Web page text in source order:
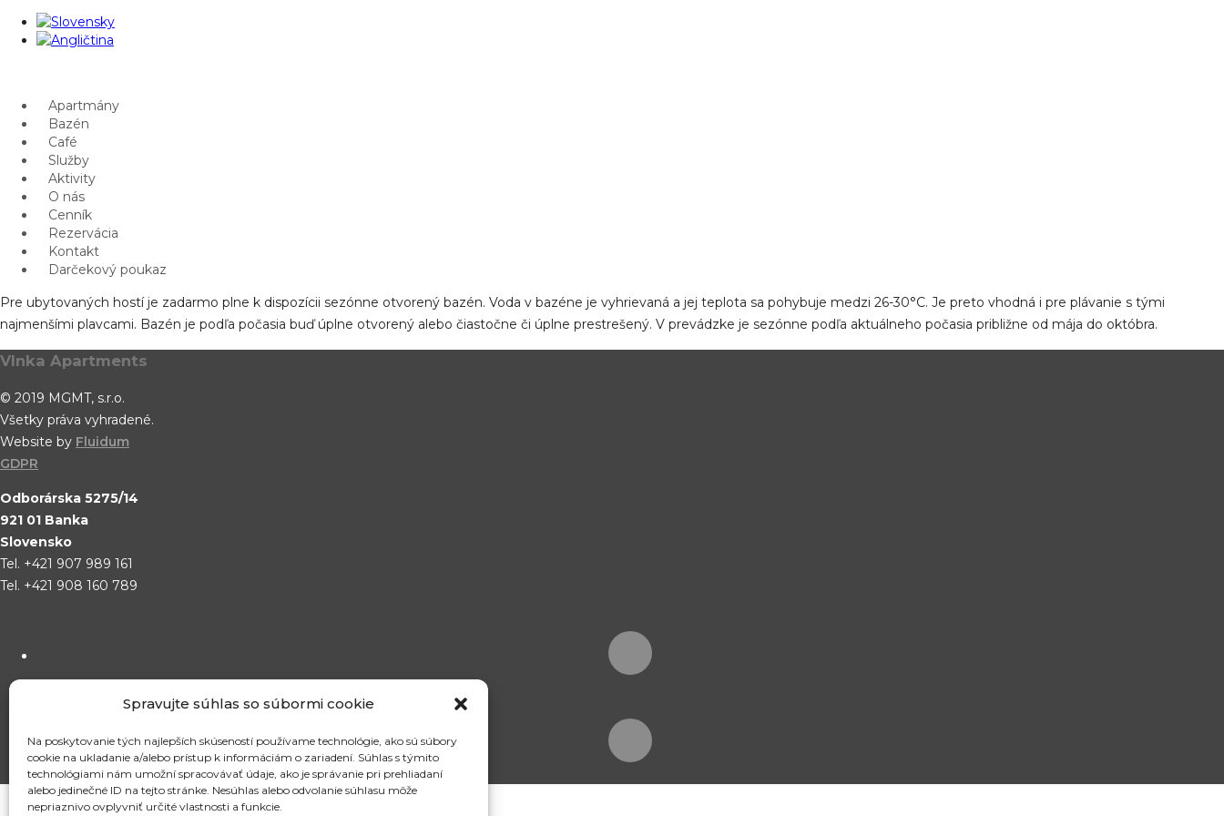
Spravujte súhlas so súbormi cookie
Na poskytovanie tých najlepších skúseností používame technológie, ako sú súbory
cookie na ukladanie a/alebo prístup k informáciám o zariadení. Súhlas s týmito
technológiami nám umožní spracovávať údaje, ako je správanie pri prehliadaní
alebo jedinečné ID na tejto stránke. Nesúhlas alebo odvolanie súhlasu môže
nepriaznivo ovplyvniť určité vlastnosti a funkcie.
Apartmány
Bazén
Café
Služby
Aktivity
O nás
Cenník
Rezervácia
Kontakt
Darčekový poukaz
Pre ubytovaných hostí je zadarmo plne k dispozícii sezónne otvorený bazén. Voda v bazéne je vyhrievaná a jej teplota sa pohybuje medzi 26-30°C. Je preto vhodná i pre plávanie s tými
najmenšími plavcami. Bazén je podľa počasia buď úplne otvorený alebo čiastočne či úplne prestrešený. V prevádzke je sezónne podľa aktuálneho počasia približne od mája do októbra.
Vlnka Apartments
© 2019 MGMT, s.r.o.
Všetky práva vyhradené.
Website by Fluidum
GDPR
Odborárska 5275/14
921 01 Banka
Slovensko
Tel. +421 907 989 161
Tel. +421 908 160 789